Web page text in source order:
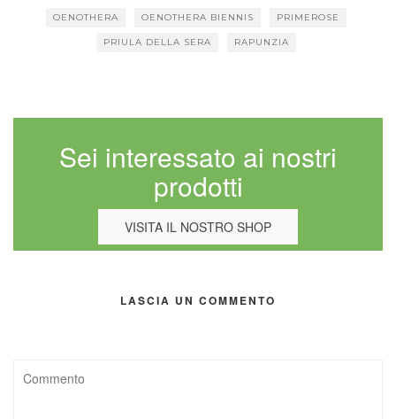
OENOTHERA OENOTHERA BIENNIS PRIMEROSE
PRIULA DELLA SERA RAPUNZIA
Sei interessato ai nostri
prodotti
VISITA IL NOSTRO SHOP
LASCIA UN COMMENTO